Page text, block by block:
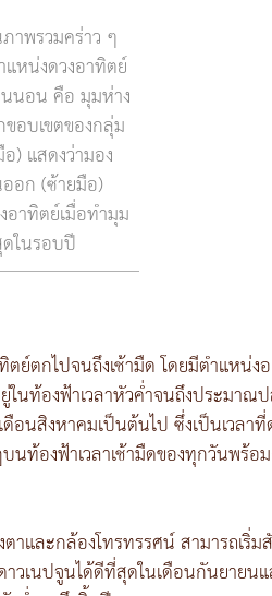
าพรวมคร่าว ๆ
แหน่งดวงอาทิตย์
นอน คือ มุมห่าง
อบเขตของกลุ่ม
) แสดงว่ามอง
ออก (ซ้ายมือ)
อาทิตย์เมื่อทำมุม
ในรอบปี
ย์ตกไปจนถึงเช้ามืด โดยมีตำแหน่ง
นท้องฟ้าเวลาหัวค่ำจนถึงประมาณ
นสิงหาคมเป็นต้นไป ซึ่งเป็นเวลาที่
นท้องฟ้าเวลาเช้ามืดของทุกวันพร้
ละกล้องโทรทรรศน์ สามารถเริ่ม
าวเนปจูนได้ดีที่สุดในเดือนกันยายน